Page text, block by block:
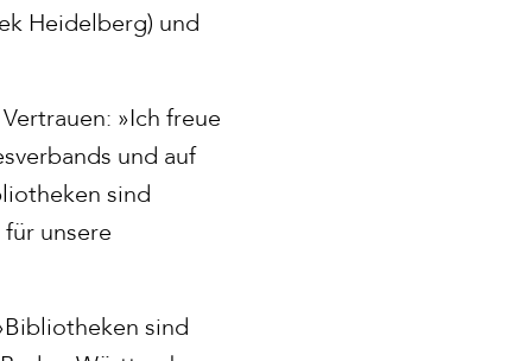
Heidelberg) und
»Ich freue
und auf
sind
unsere
sind